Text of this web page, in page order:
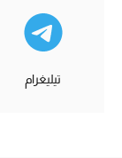
تيليغرام